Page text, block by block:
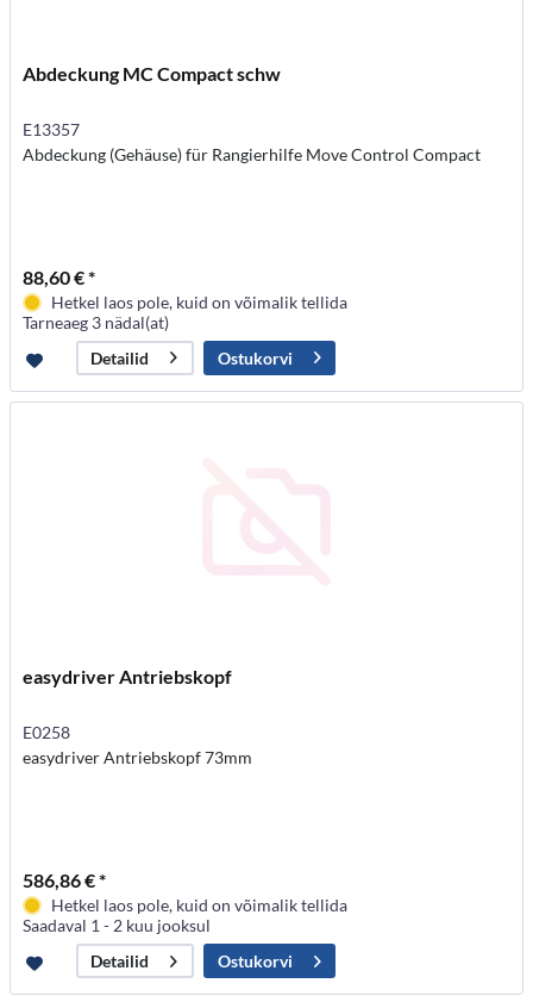
Abdeckung MC Compact schw
E13357
Abdeckung (Gehäuse) für Rangierhilfe Move Control Compact
88,60 € *
Hetkel laos pole, kuid on võimalik tellida
Tarneaeg 3 nädal(at)
Detailid
Ostukorvi
easydriver Antriebskopf
E0258
easydriver Antriebskopf 73mm
586,86 € *
Hetkel laos pole, kuid on võimalik tellida
Saadaval 1 - 2 kuu jooksul
Detailid
Ostukorvi